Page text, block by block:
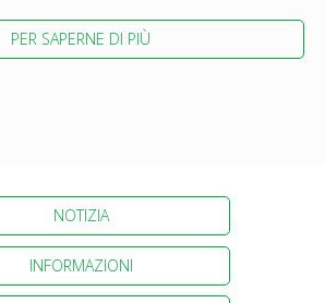
PER SAPERNE DI PIÙ
NOTIZIA
INFORMAZIONI